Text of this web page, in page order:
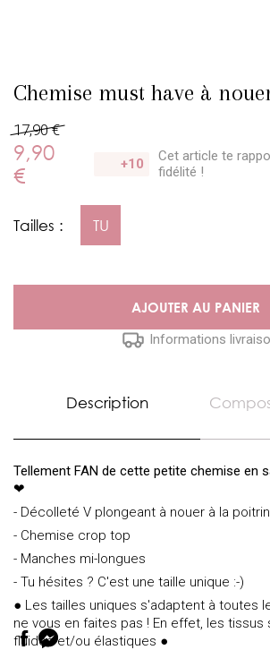
Chemise must have à
17,90 €
9,90
€
+10 Cet article te
fidélité !
Tailles : TU
AJOUTER AU PANIER
Informations
Description
Tellement FAN de cette petite chemise en
❤
- Décolleté V plongeant à nouer à la
- Chemise crop top
- Manches mi-longues
- Tu hésites ? C'est une taille unique :-)
● Les tailles uniques s'adaptent à toutes
ne vous en faites pas ! En effet, les tissus
fluides et/ou élastiques ●